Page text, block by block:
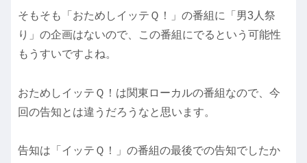
そもそも「おためしイッテＱ！」の番組に「男3人祭
り」の企画はないので、この番組にでるという可能性
もうすいですよね。
おためしイッテＱ！は関東ローカルの番組なので、今
回の告知とは違うだろうなと思います。
告知は「イッテＱ！」の番組の最後での告知でしたか